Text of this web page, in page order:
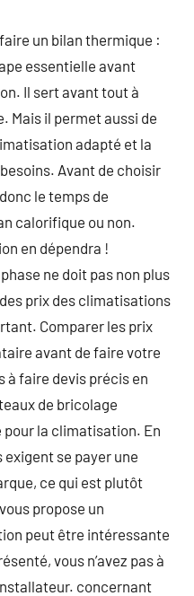
un bilan thermique :
essentielle avant
Il sert avant tout à
Mais il permet aussi de
adapté et la
Avant de choisir
le temps de
calorifique ou non.
en dépendra !
ne doit pas non plus
prix des climatisations
Comparer les prix
avant de faire votre
à faire devis précis en
de bricolage
pour la climatisation. En
se payer une
ce qui est plutôt
propose un
peut être intéressante
vous n’avez pas à
concernant